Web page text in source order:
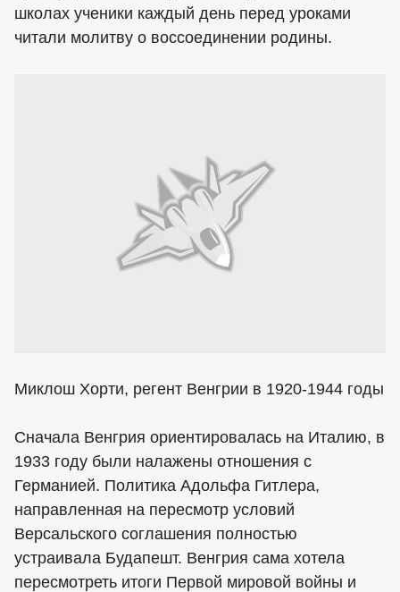
школах ученики каждый день перед уроками
читали молитву о воссоединении родины.
Миклош Хорти, регент Венгрии в 1920-1944 годы
Сначала Венгрия ориентировалась на Италию, в
1933 году были налажены отношения с
Германией. Политика Адольфа Гитлера,
направленная на пересмотр условий
Версальского соглашения полностью
устраивала Будапешт. Венгрия сама хотела
пересмотреть итоги Первой мировой войны и